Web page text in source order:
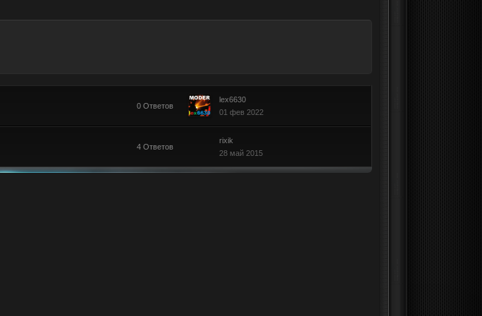
0 Ответов
lex6630
01 фев 2022
4 Ответов
rixik
28 май 2015